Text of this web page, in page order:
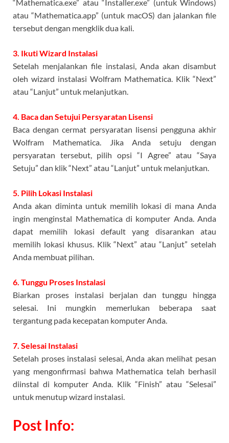
“Mathematica.exe” atau “Installer.exe” (untuk Windows)
atau “Mathematica.app” (untuk macOS) dan jalankan file
tersebut dengan mengklik dua kali.
3. Ikuti Wizard Instalasi
Setelah menjalankan file instalasi, Anda akan disambut
oleh wizard instalasi Wolfram Mathematica. Klik “Next”
atau “Lanjut” untuk melanjutkan.
4. Baca dan Setujui Persyaratan Lisensi
Baca dengan cermat persyaratan lisensi pengguna akhir
Wolfram Mathematica. Jika Anda setuju dengan
persyaratan tersebut, pilih opsi “I Agree” atau “Saya
Setuju” dan klik “Next” atau “Lanjut” untuk melanjutkan.
5. Pilih Lokasi Instalasi
Anda akan diminta untuk memilih lokasi di mana Anda
ingin menginstal Mathematica di komputer Anda. Anda
dapat memilih lokasi default yang disarankan atau
memilih lokasi khusus. Klik “Next” atau “Lanjut” setelah
Anda membuat pilihan.
6. Tunggu Proses Instalasi
Biarkan proses instalasi berjalan dan tunggu hingga
selesai. Ini mungkin memerlukan beberapa saat
tergantung pada kecepatan komputer Anda.
7. Selesai Instalasi
Setelah proses instalasi selesai, Anda akan melihat pesan
yang mengonfirmasi bahwa Mathematica telah berhasil
diinstal di komputer Anda. Klik “Finish” atau “Selesai”
untuk menutup wizard instalasi.
Post Info: